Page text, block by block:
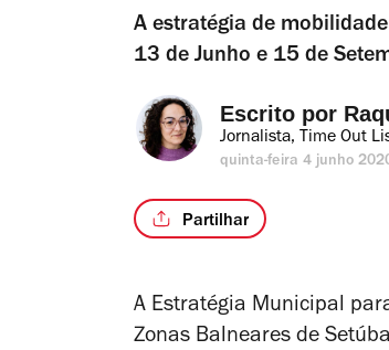
A estratégia de
13 de Junho e 15 de
Escrito por
Jornalista, Time Out
quinta-feira 4 junho
Partilhar
A Estratégia Municipal
Zonas Balneares de